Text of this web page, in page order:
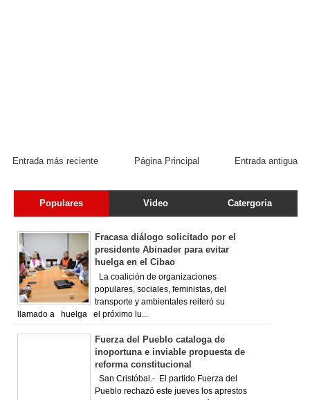
Entrada más reciente Entrada antigua
Página Principal
Populares Video Catergoria
Fracasa diálogo solicitado por el
presidente Abinader para evitar
huelga en el Cibao
La coalición de organizaciones
populares, sociales, feministas, del
transporte y ambientales reiteró su
llamado a huelga el próximo lu...
Fuerza del Pueblo cataloga de
inoportuna e inviable propuesta de
reforma constitucional
San Cristóbal.- El partido Fuerza del
Pueblo rechazó este jueves los aprestos